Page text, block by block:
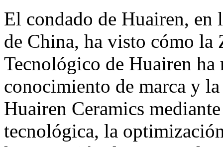
El condado de Huairen,
de China, ha visto cómo
Tecnológico de Huairen
conocimiento de marca y
Huairen Ceramics
tecnológica, la